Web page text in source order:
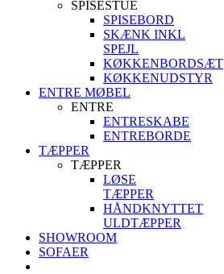
SPISESTUE
SPISEBORD
SKÆNK INKL
SPEJL
KØKKENBORDSÆT
KØKKENUDSTYR
ENTRE MØBEL
ENTRE
ENTRESKABE
ENTREBORDE
TÆPPER
TÆPPER
LØSE
TÆPPER
HÅNDKNYTTET
ULDTÆPPER
SHOWROOM
SOFAER